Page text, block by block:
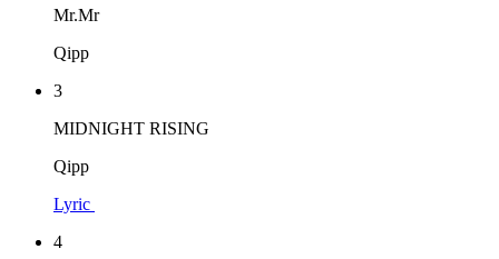
Mr.Mr
Qipp
3
MIDNIGHT RISING
Qipp
Lyric
4